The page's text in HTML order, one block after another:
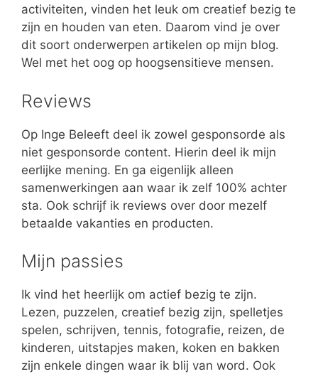
activiteiten, vinden het leuk om creatief bezig te
zijn en houden van eten. Daarom vind je over
dit soort onderwerpen artikelen op mijn blog.
Wel met het oog op hoogsensitieve mensen.
Reviews
Op Inge Beleeft deel ik zowel gesponsorde als
niet gesponsorde content. Hierin deel ik mijn
eerlijke mening. En ga eigenlijk alleen
samenwerkingen aan waar ik zelf 100% achter
sta. Ook schrijf ik reviews over door mezelf
betaalde vakanties en producten.
Mijn passies
Ik vind het heerlijk om actief bezig te zijn.
Lezen, puzzelen, creatief bezig zijn, spelletjes
spelen, schrijven, tennis, fotografie, reizen, de
kinderen, uitstapjes maken, koken en bakken
zijn enkele dingen waar ik blij van word. Ook